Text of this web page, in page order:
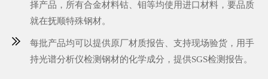
择产品，所有合金材料钴、钼等均使用进口材料，要品质
就在抚顺特殊钢材。
每批产品均可以提供原厂材质报告、支持现场验货，用手
持光谱分析仪检测钢材的化学成分，提供SGS检测报告。